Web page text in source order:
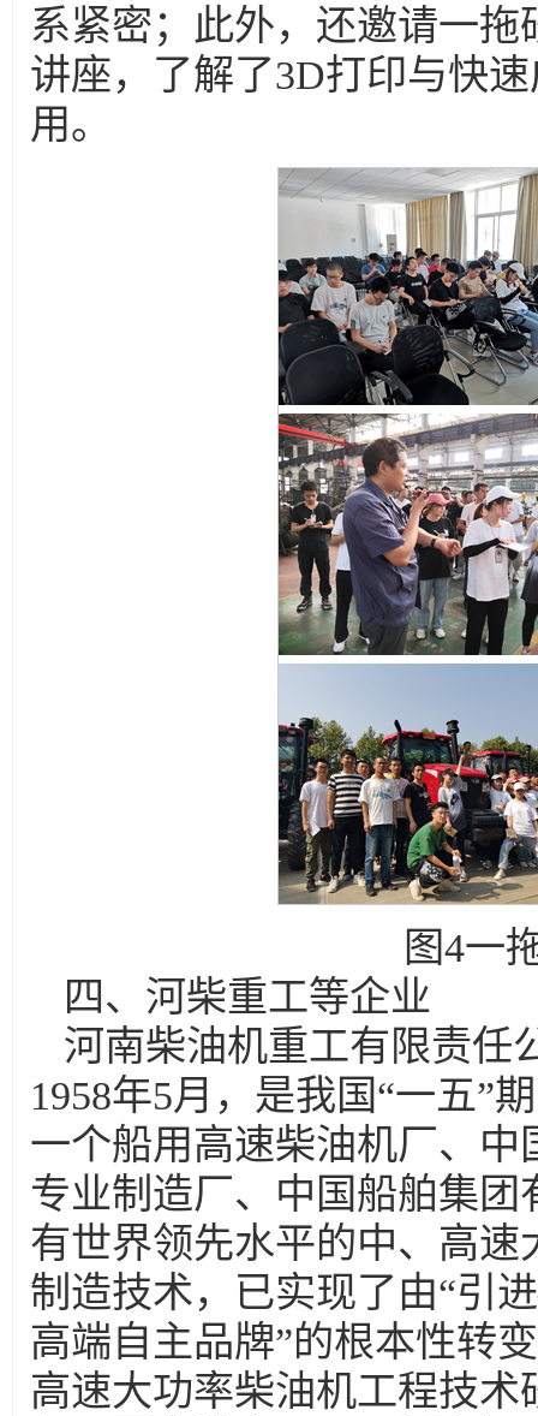
系紧密；此外，还邀请一
讲座，了解了3D打印与快
用。
图4一
四、河柴重工等企业
河南柴油机重工有限责任
1958年5月，是我国“一五”
一个船用高速柴油机厂、
专业制造厂、中国船舶集团
有世界领先水平的中、高
制造技术，已实现了由“引
高端自主品牌”的根本性转
高速大功率柴油机工程技